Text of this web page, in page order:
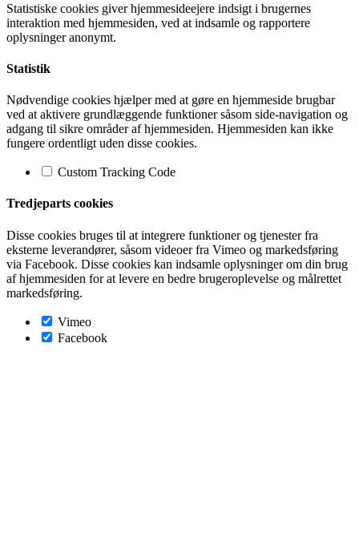
Statistiske cookies giver hjemmesideejere indsigt i brugernes
interaktion med hjemmesiden, ved at indsamle og rapportere
oplysninger anonymt.
Statistik
Nødvendige cookies hjælper med at gøre en hjemmeside brugbar
ved at aktivere grundlæggende funktioner såsom side-navigation og
adgang til sikre områder af hjemmesiden. Hjemmesiden kan ikke
fungere ordentligt uden disse cookies.
Custom Tracking Code
Tredjeparts cookies
Disse cookies bruges til at integrere funktioner og tjenester fra
eksterne leverandører, såsom videoer fra Vimeo og markedsføring
via Facebook. Disse cookies kan indsamle oplysninger om din brug
af hjemmesiden for at levere en bedre brugeroplevelse og målrettet
markedsføring.
Vimeo
Facebook